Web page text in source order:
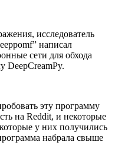
исследователь
написал
сети для обхода
DeepCreamPy.
эту программу
на Reddit, и некоторые
у них получились
набрала свыше